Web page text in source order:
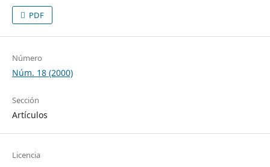
PDF
Número
Núm. 18 (2000)
Sección
Artículos
Licencia